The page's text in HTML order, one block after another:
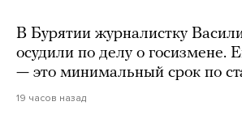
В Бурятии журналистку
осудили по делу о госизмене.
— это минимальный срок по
19 часов назад